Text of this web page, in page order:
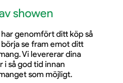
sylvass och
humorist med
med djup och
showen
har genomfört ditt köp så
se fram emot ditt
Vi levererar dina
i så god tid innan
som möjligt.